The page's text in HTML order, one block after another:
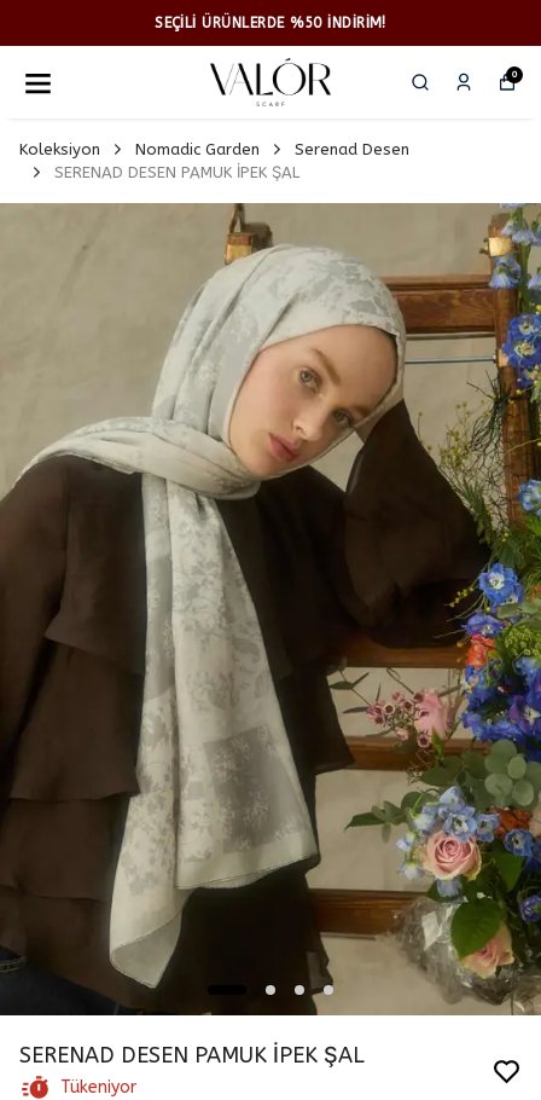
SEÇİLİ ÜRÜNLERDE %50 İNDİRİM!
0
Koleksiyon Nomadic Garden
Serenad Desen
SERENAD DESEN PAMUK İPEK ŞAL
SERENAD DESEN PAMUK İPEK ŞAL
Tükeniyor